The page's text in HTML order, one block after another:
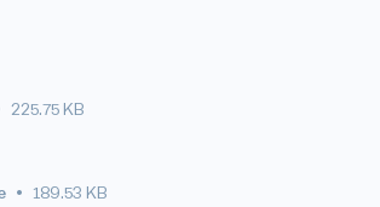
225.75 KB
189.53 KB